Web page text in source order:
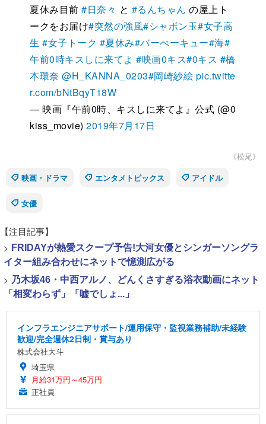
夏休み目前 #日奈々 と #るんちゃん の屋上ト
ークをお届け#突然の強風#シャボン玉#女子高
生 #女子トーク #夏休み#バーべーキュー#海#
午前0時キスしに来てよ #映画0キス#0キス #橋
本環奈 @H_KANNA_0203#岡崎紗絵 pic.twitte
r.com/bNtBqyT18W
— 映画『午前0時、キスしに来てよ』公式 (@0
kiss_movie) 2019年7月17日
《松尾》
映画・ドラマ
エンタメトピックス アイドル
女優
【注目記事】
> FRIDAYが熱愛スクープ予告!大河女優とシンガーソングラ
イター組み合わせにネットで憶測広がる
> 乃木坂46・中西アルノ、どんくさすぎる浴衣動画にネット
「相変わらず」「嘘でしょ...」
インフラエンジニアサポート/運用保守・監視業務補助/未経験
歓迎/完全週休2日制・賞与あり
株式会社大斗
埼玉県
月給31万円～45万円
正社員